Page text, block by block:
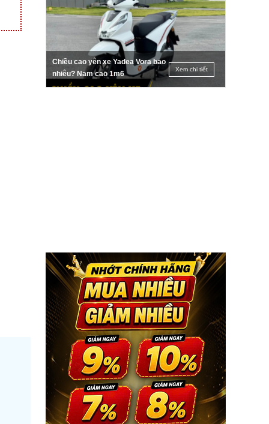
Chiều cao yên xe Yadea Vora bao
nhiêu? Nam cao 1m6
Xem chi tiết